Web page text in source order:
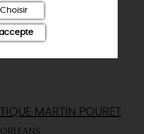
boutique-hôtel éco-
"Urban Jungle. Hôtel
! Vous êtes accueilli a...
MARTIN POURET
Choisir